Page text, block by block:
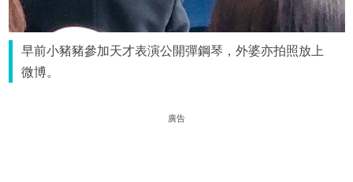
早前小豬豬參加天才表演公開彈鋼琴，外婆亦拍照放上
微博。
廣告